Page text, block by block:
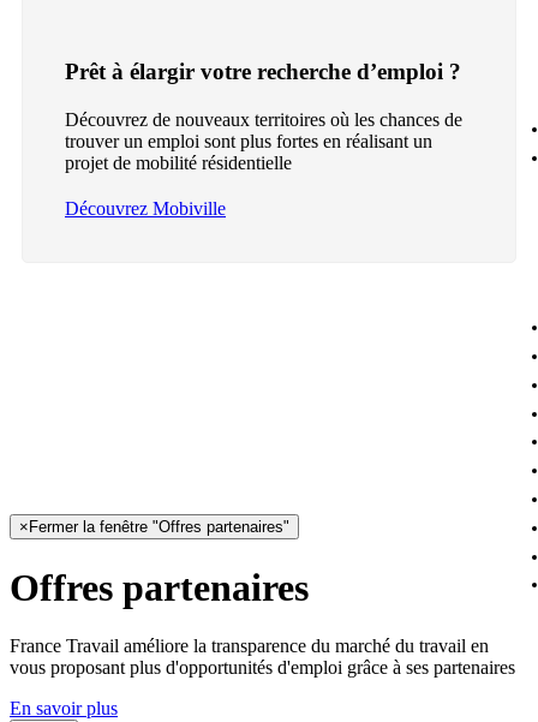
Prêt à élargir votre recherche d’emploi ?
Découvrez de nouveaux territoires où les chances de
trouver un emploi sont plus fortes en réalisant un
projet de mobilité résidentielle
Découvrez Mobiville
× Fermer la fenêtre "Offres partenaires"
Offres partenaires
France Travail améliore la transparence du marché du travail en
vous proposant plus d'opportunités d'emploi grâce à ses partenaires
En savoir plus